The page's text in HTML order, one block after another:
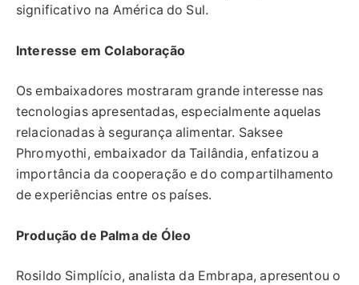
significativo na América do Sul.
Interesse em Colaboração
Os embaixadores mostraram grande interesse nas
tecnologias apresentadas, especialmente aquelas
relacionadas à segurança alimentar. Saksee
Phromyothi, embaixador da Tailândia, enfatizou a
importância da cooperação e do compartilhamento
de experiências entre os países.
Produção de Palma de Óleo
Rosildo Simplício, analista da Embrapa, apresentou o